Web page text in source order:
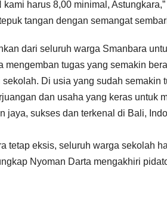
harus 8,00 minimal,
tangan dengan semangat
dari seluruh warga Smanbara
tugas yang semakin
Di usia yang sudah semakin
dan usaha yang keras untuk
jaya, sukses dan terkenal di Bali,
tetap eksis, seluruh warga sekolah
Nyoman Darta mengakhiri